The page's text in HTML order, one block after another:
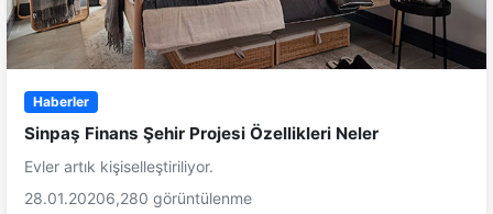
Haberler
Sinpaş Finans Şehir Projesi Özellikleri Neler
Evler artık kişiselleştiriliyor.
28.01.20206,280 görüntülenme